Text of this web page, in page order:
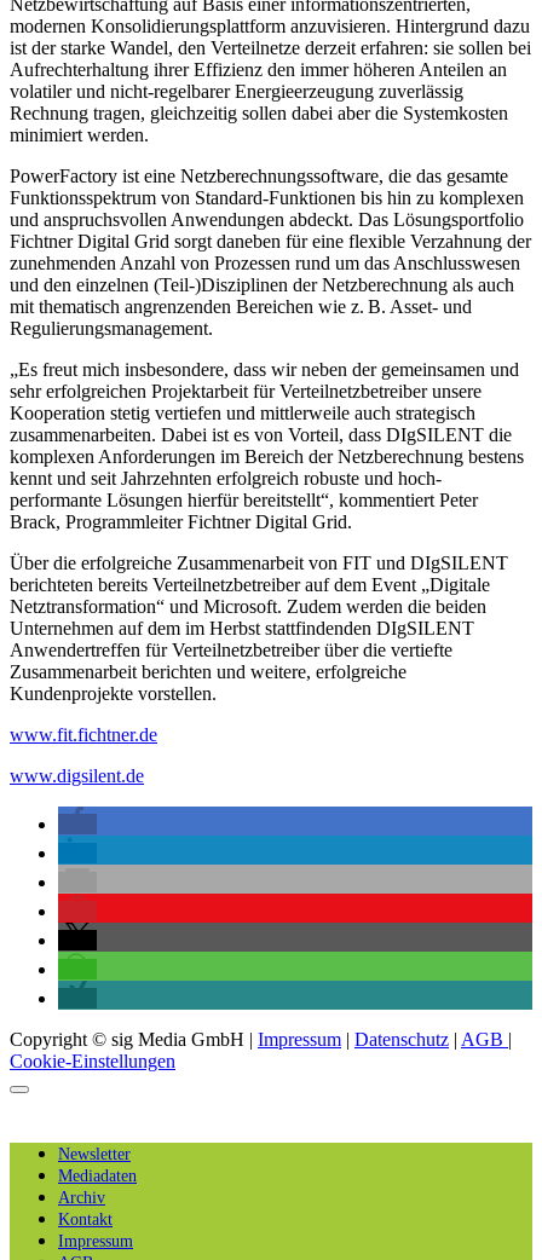
Netzbewirtschaftung auf Basis einer informationszentrierten,
modernen Konsolidierungsplattform anzuvisieren. Hintergrund dazu
ist der starke Wandel, den Verteilnetze derzeit erfahren: sie sollen bei
Aufrechterhaltung ihrer Effizienz den immer höheren Anteilen an
volatiler und nicht-regelbarer Energieerzeugung zuverlässig
Rechnung tragen, gleichzeitig sollen dabei aber die Systemkosten
minimiert werden.
PowerFactory ist eine Netzberechnungssoftware, die das gesamte
Funktionsspektrum von Standard-Funktionen bis hin zu komplexen
und anspruchsvollen Anwendungen abdeckt. Das Lösungsportfolio
Fichtner Digital Grid sorgt daneben für eine flexible Verzahnung der
zunehmenden Anzahl von Prozessen rund um das Anschlusswesen
und den einzelnen (Teil-)Disziplinen der Netzberechnung als auch
mit thematisch angrenzenden Bereichen wie z. B. Asset- und
Regulierungsmanagement.
„Es freut mich insbesondere, dass wir neben der gemeinsamen und
sehr erfolgreichen Projektarbeit für Verteilnetzbetreiber unsere
Kooperation stetig vertiefen und mittlerweile auch strategisch
zusammenarbeiten. Dabei ist es von Vorteil, dass DIgSILENT die
komplexen Anforderungen im Bereich der Netzberechnung bestens
kennt und seit Jahrzehnten erfolgreich robuste und hoch-
performante Lösungen hierfür bereitstellt“, kommentiert Peter
Brack, Programmleiter Fichtner Digital Grid.
Über die erfolgreiche Zusammenarbeit von FIT und DIgSILENT
berichteten bereits Verteilnetzbetreiber auf dem Event „Digitale
Netztransformation“ und Microsoft. Zudem werden die beiden
Unternehmen auf dem im Herbst stattfindenden DIgSILENT
Anwendertreffen für Verteilnetzbetreiber über die vertiefte
Zusammenarbeit berichten und weitere, erfolgreiche
Kundenprojekte vorstellen.
www.fit.fichtner.de
www.digsilent.de
Copyright © sig Media GmbH | Impressum | Datenschutz | AGB |
Cookie-Einstellungen
Newsletter
Mediadaten
Archiv
Kontakt
Impressum